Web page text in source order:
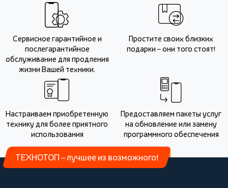
Сервисное гарантийное и
послегарантийное
обслуживание для продления
жизни Вашей техники.
Простите своих близких
подарки – они того стоят!
Настраиваем приобретенную
технику для более приятного
использования
Предоставляем пакеты услуг
на обновление или замену
программного обеспечения
ТЕХНОТОП – лучшее из возможного!